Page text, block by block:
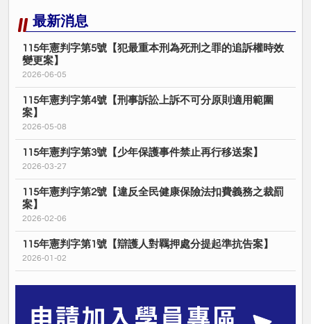
最新消息
115年憲判字第5號【犯最重本刑為死刑之罪的追訴權時效
變更案】
2026-06-05
115年憲判字第4號【刑事訴訟上訴不可分原則適用範圍
案】
2026-05-08
115年憲判字第3號【少年保護事件禁止再行移送案】
2026-03-27
115年憲判字第2號【違反全民健康保險法扣費義務之裁罰
案】
2026-02-06
115年憲判字第1號【辯護人對羈押處分提起準抗告案】
2026-01-02